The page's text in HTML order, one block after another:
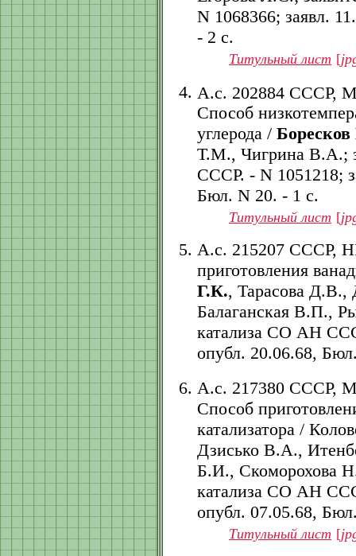
N 1068366; заявл.
- 2 с.
Титульный лист [
А.с. 202884 СССР,
Способ
углерода /
Т.М., Чигрина В.А.;
СССР. - N 1051218;
Бюл. N 20. - 1 с.
Титульный лист [
А.с. 215207 СССР,
приготовления
Г.К., Тарасова
Балаганская В.П.,
катализа СО АН
опубл. 20.06.68,
А.с. 217380 СССР,
Способ
катализатора /
Дзисько В.А.,
Б.И., Скоморохова
катализа СО АН
опубл. 07.05.68,
Титульный лист [